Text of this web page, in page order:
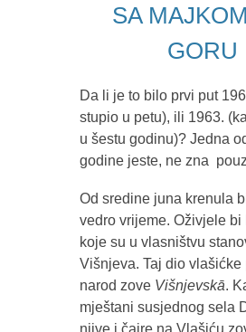
SA
GORU
Da li je to bilo prvi put
stupio u petu), ili 1963.
u šestu godinu)? Jedna
godine jeste, ne zna
Od sredine juna krenula
vedro vrijeme. Oživjele bi
koje su u vlasništvu
Višnjeva. Taj dio vlašićke
narod zove Višnjevskā.
mještani susjednog sela
njive i čaire na Vlašiću